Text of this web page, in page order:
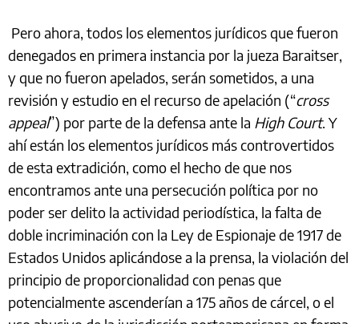
Pero ahora, todos los elementos jurídicos que fueron
denegados en primera instancia por la jueza Baraitser,
y que no fueron apelados, serán sometidos, a una
revisión y estudio en el recurso de apelación (“cross
appeal”) por parte de la defensa ante la High Court. Y
ahí están los elementos jurídicos más controvertidos
de esta extradición, como el hecho de que nos
encontramos ante una persecución política por no
poder ser delito la actividad periodística, la falta de
doble incriminación con la Ley de Espionaje de 1917 de
Estados Unidos aplicándose a la prensa, la violación del
principio de proporcionalidad con penas que
potencialmente ascenderían a 175 años de cárcel, o el